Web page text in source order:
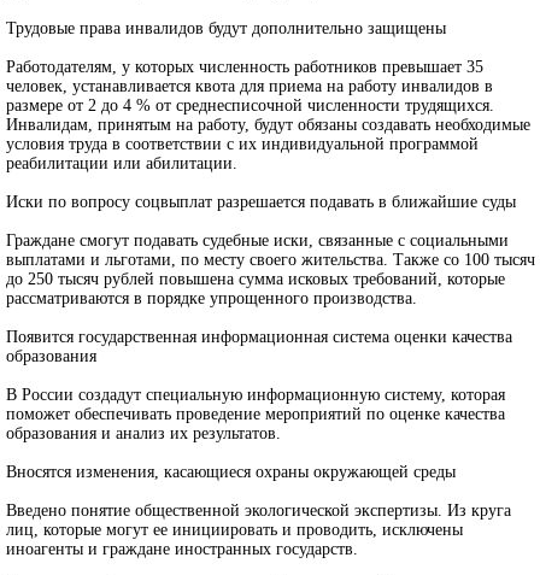
Трудовые права инвалидов будут дополнительно защищены
Работодателям, у которых численность работников превышает 35
человек, устанавливается квота для приема на работу инвалидов в
размере от 2 до 4 % от среднесписочной численности трудящихся.
Инвалидам, принятым на работу, будут обязаны создавать необходимые
условия труда в соответствии с их индивидуальной программой
реабилитации или абилитации.
Иски по вопросу соцвыплат разрешается подавать в ближайшие суды
Граждане смогут подавать судебные иски, связанные с социальными
выплатами и льготами, по месту своего жительства. Также со 100 тысяч
до 250 тысяч рублей повышена сумма исковых требований, которые
рассматриваются в порядке упрощенного производства.
Появится государственная информационная система оценки качества
образования
В России создадут специальную информационную систему, которая
поможет обеспечивать проведение мероприятий по оценке качества
образования и анализ их результатов.
Вносятся изменения, касающиеся охраны окружающей среды
Введено понятие общественной экологической экспертизы. Из круга
лиц, которые могут ее инициировать и проводить, исключены
иноагенты и граждане иностранных государств.